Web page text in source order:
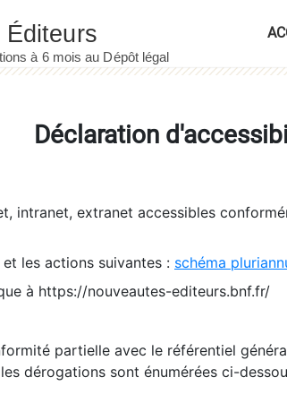
Déclaration
intranet, extranet accessibles
les actions suivantes : schéma
à https://nouveautes-editeurs.bnf.fr/
partielle avec le référentiel
dérogations sont énumérées ci-